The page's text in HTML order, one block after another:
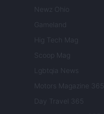
Newz Ohio
Gameland
Hig Tech Mag
Scoop Mag
Lgbtqia News
Motors Magazine 365
Day Travel 365